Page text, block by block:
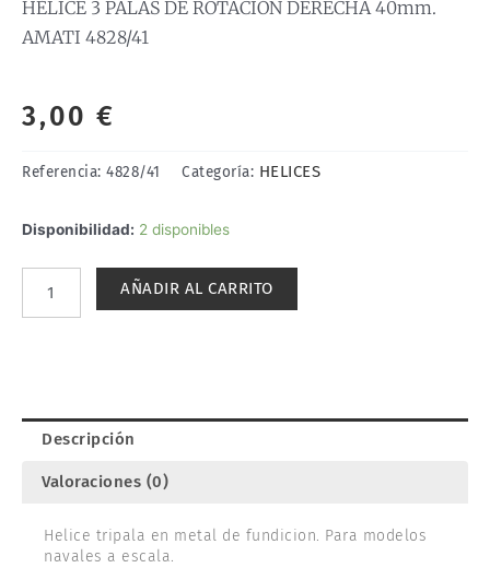
HÉLICE 3 PALAS DE ROTACIÓN DERECHA 40mm.
AMATI 4828/41
3,00 €
Referencia: 4828/41 Categoría: HELICES
Disponibilidad: 2 disponibles
HÉLICE
4828/41
cantidad
AÑADIR AL CARRITO
Descripción
Valoraciones (0)
Helice tripala en metal de fundicion. Para modelos
navales a escala.